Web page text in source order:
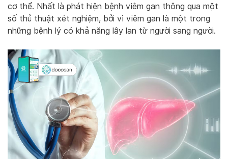
cơ thể. Nhất là phát hiện bệnh viêm gan thông qua một
số thủ thuật xét nghiệm, bởi vì viêm gan là một trong
những bệnh lý có khả năng lây lan từ người sang người.